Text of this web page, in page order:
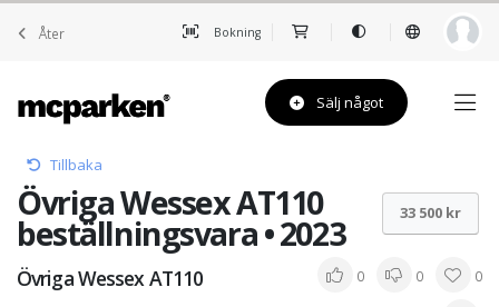
Åter Bokning
Sälj något
Tillbaka
Övriga Wessex AT110
beställningsvara • 2023
Övriga Wessex AT110
0 0 0
33 500 kr